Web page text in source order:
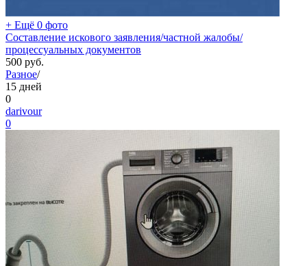
+ Ещё 0 фото
Составление искового заявления/частной жалобы/
процессуальных документов
500 руб.
Разное/
15 дней
0
darivour
0